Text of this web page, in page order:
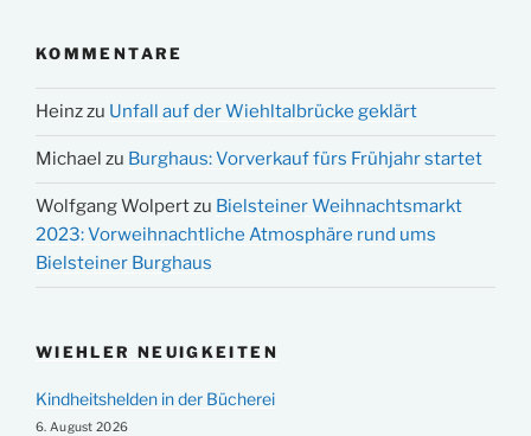
KOMMENTARE
Heinzzu Unfall auf der Wiehltalbrücke geklärt
Michael zu Burghaus: Vorverkauf fürs Frühjahr startet
Wolfgang Wolpertzu Bielsteiner Weihnachtsmarkt
2023: Vorweihnachtliche Atmosphäre rund ums
Bielsteiner Burghaus
WIEHLER NEUIGKEITEN
Kindheitshelden in der Bücherei
6. August 2026